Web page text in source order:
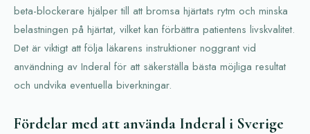
beta-blockerare hjälper till att bromsa hjärtats rytm och minska
belastningen på hjärtat, vilket kan förbättra patientens livskvalitet.
Det är viktigt att följa läkarens instruktioner noggrant vid
användning av Inderal för att säkerställa bästa möjliga resultat
och undvika eventuella biverkningar.
Fördelar med att använda Inderal i Sverige